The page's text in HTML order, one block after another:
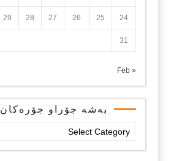
24
25
26
27
28
29
31
« Feb
بەشە جۆراو جۆرەکان
جۆرەکان